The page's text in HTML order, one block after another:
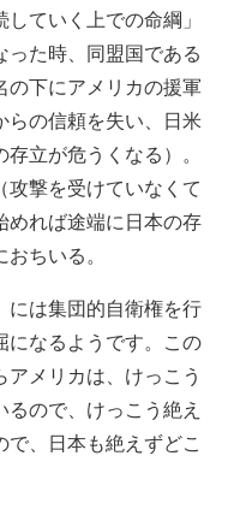
ていく上での命綱」
た時、同盟国である
の下にアメリカの援軍
らの信頼を失い、日米
立が危うくなる）。
撃を受けていなくて
めれば途端に日本の存
ちいる。
には集団的自衛権を行
になるようです。この
メリカは、けっこう
ので、けっこう絶え
、日本も絶えずどこ